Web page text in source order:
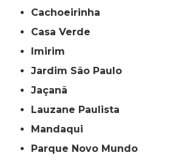
Cachoeirinha
Casa Verde
Imirim
Jardim São Paulo
Jaçanã
Lauzane Paulista
Mandaqui
Parque Novo Mundo